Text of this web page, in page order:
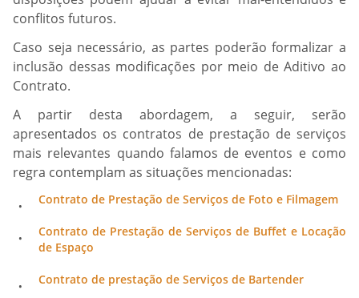
conflitos futuros.
Caso seja necessário, as partes poderão formalizar a
inclusão dessas modificações por meio de Aditivo ao
Contrato.
A partir desta abordagem, a seguir, serão
apresentados os contratos de prestação de serviços
mais relevantes quando falamos de eventos e como
regra contemplam as situações mencionadas:
Contrato de Prestação de Serviços de Foto e Filmagem
Contrato de Prestação de Serviços de Buffet e Locação
de Espaço
Contrato de prestação de Serviços de Bartender